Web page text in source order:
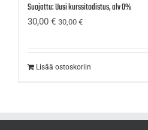
Suojattu: Uusi kurssitodistus, alv 0%
30,00 € 30,00 €
Lisää ostoskoriin